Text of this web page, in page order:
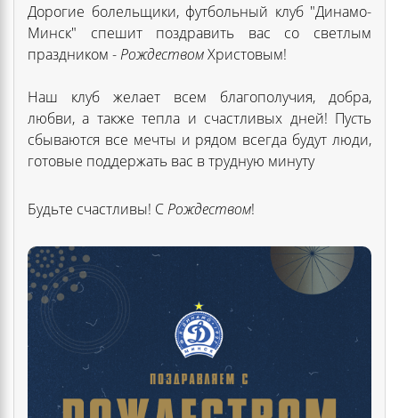
Дорогие болельщики, футбольный клуб "Динамо-
Минск" спешит поздравить вас со светлым
праздником -РождествомХристовым!
Наш клуб желает всем благополучия, добра,
любви, а также тепла и счастливых дней! Пусть
сбываются все мечты и рядом всегда будут люди,
готовые поддержать вас в трудную минуту
Будьте счастливы! СРождеством!